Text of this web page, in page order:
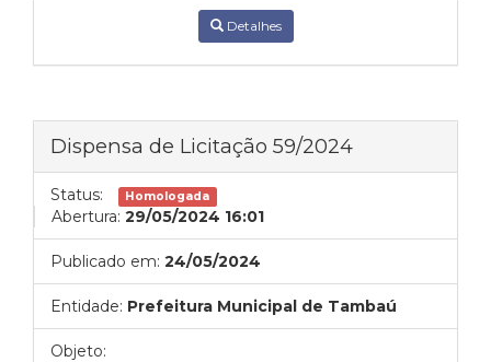
Detalhes
Dispensa de Licitação 59/2024
Status: Homologada
Abertura: 29/05/2024 16:01
Publicado em: 24/05/2024
Entidade: Prefeitura Municipal de Tambaú
Objeto: